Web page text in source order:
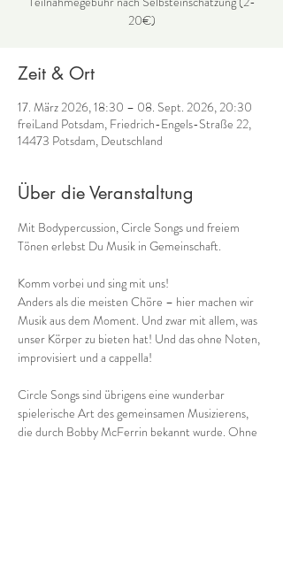
Zeit & Ort
17. März 2026, 18:30 – 08. Sept. 2026, 20:30
freiLand Potsdam, Friedrich-Engels-Straße 22,
14473 Potsdam, Deutschland
Über die Veranstaltung
Mit Bodypercussion, Circle Songs und freiem
Tönen erlebst Du Musik in Gemeinschaft.
Komm vorbei und sing mit uns!
Anders als die meisten Chöre – hier machen wir
Musik aus dem Moment. Und zwar mit allem, was
unser Körper zu bieten hat! Und das ohne Noten,
improvisiert und a cappella!
Circle Songs sind übrigens eine wunderbar
spielerische Art des gemeinsamen Musizierens,
die durch Bobby McFerrin bekannt wurde. Ohne